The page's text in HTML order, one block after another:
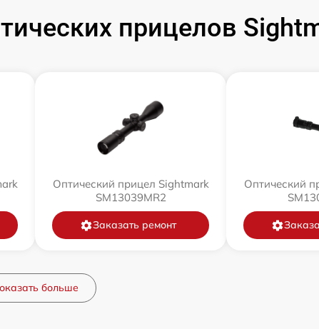
прицелов
Оптический прицел Sightmark
SM13039MR2
Заказать ремонт
Оптический
больше